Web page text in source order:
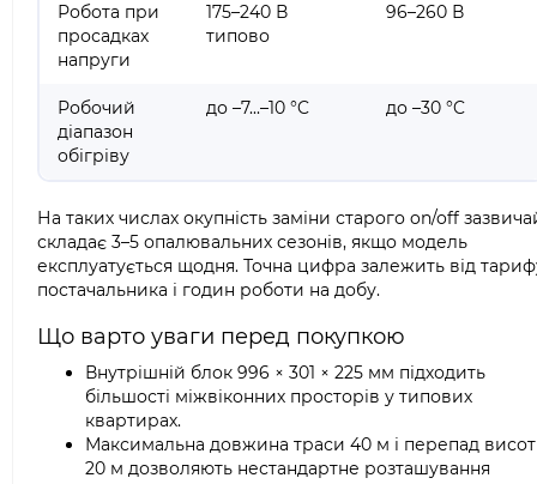
Робота при
просадках
напруги
175–240 В
типово
96–260 В
Робочий
діапазон
обігріву
до –7...–10 °C до –30 °C
На таких числах окупність заміни старого on/off
складає 3–5 опалювальних сезонів, якщо модель
експлуатується щодня. Точна цифра залежить від
постачальника і годин роботи на добу.
Що варто уваги перед покупкою
Внутрішній блок 996 × 301 × 225 мм підходить
більшості міжвіконних просторів у типових
квартирах.
Максимальна довжина траси 40 м і перепад висот
20 м дозволяють нестандартне розташування